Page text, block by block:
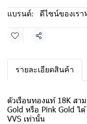
แบรนด์: ดีไซน์ของเรา
แชร์
รายละเอียดสินค้า
ตัวเรือนทองแท้ 18K สา
Gold หรือ Pink Gold ไ
VVS เท่านั้น